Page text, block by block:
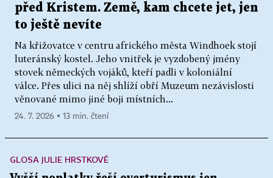
před Kristem. Země, kam chcete jet, jen
to ještě nevíte
Na křižovatce v centru afrického města Windhoek stojí
luteránský kostel. Jeho vnitřek je vyzdobený jmény
stovek německých vojáků, kteří padli v koloniální
válce. Přes ulici na něj shlíží obří Muzeum nezávislosti
věnované mimo jiné boji místních...
24. 7. 2026 ▪ 13 min. čtení
GLOSA JULIE HRSTKOVÉ